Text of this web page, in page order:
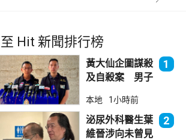
至 Hit 新聞排行榜
黃大仙企圖謀殺
及自殺案 男子
墮樓亡
1
本地 1小時前
泌尿外科醫生葉
維晉涉向未曾見
2